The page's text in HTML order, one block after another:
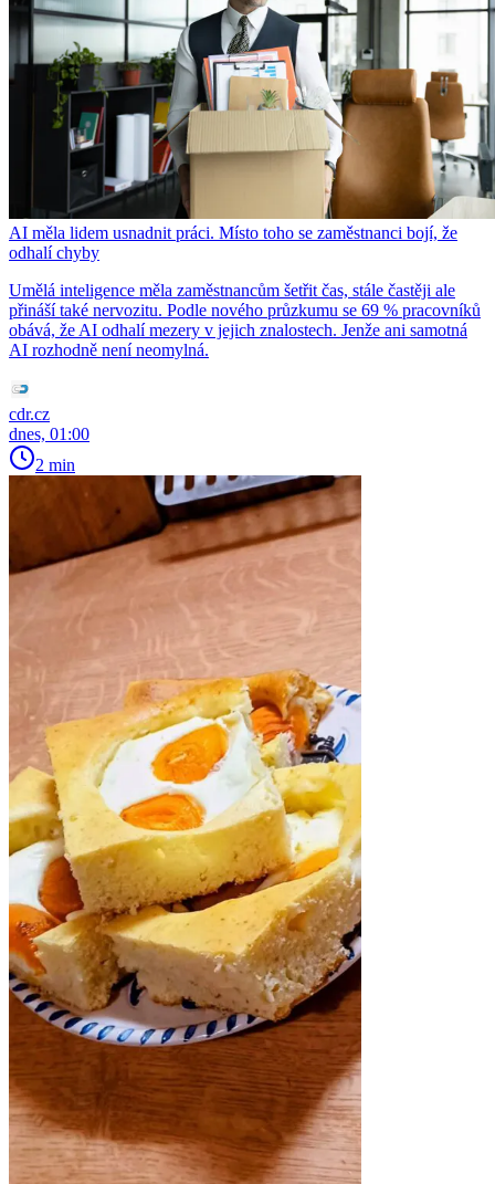
AI měla lidem usnadnit práci. Místo toho se zaměstnanci bojí, že
odhalí chyby
Umělá inteligence měla zaměstnancům šetřit čas, stále častěji ale
přináší také nervozitu. Podle nového průzkumu se 69 % pracovníků
obává, že AI odhalí mezery v jejich znalostech. Jenže ani samotná
AI rozhodně není neomylná.
cdr.cz
dnes, 01:00
2 min